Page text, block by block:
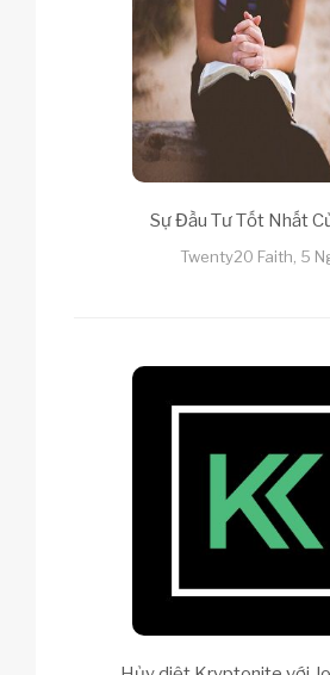
Sự Đầu Tư Tốt Nhất
Twenty20 Faith, 5